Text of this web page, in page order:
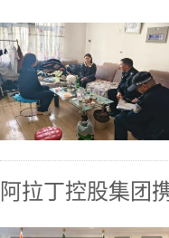
阿拉丁控股集团